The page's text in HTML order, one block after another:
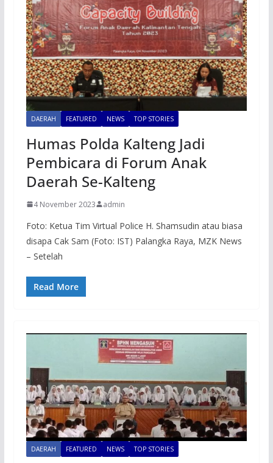
DAERAH FEATURED NEWS TOP STORIES
Humas Polda Kalteng Jadi
Pembicara di Forum Anak
Daerah Se-Kalteng
4 November 2023 admin
Foto: Ketua Tim Virtual Police H. Shamsudin atau biasa
disapa Cak Sam (Foto: IST) Palangka Raya, MZK News
– Setelah
Read More
DAERAH FEATURED NEWS TOP STORIES